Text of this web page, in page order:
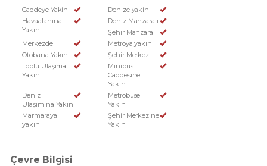
Caddeye Yakin
Denize yakin
Havaalanına
Yakın
Deniz Manzaralı
Şehir Manzaralı
Merkezde
Metroya yakın
Otobana Yakın
Şehir Merkezi
Toplu Ulaşıma
Yakın
Minibüs
Caddesine
Yakin
Deniz
Ulaşımına Yakın
Metrobüse
Yakın
Marmaraya
yakın
Şehir Merkezine
Yakın
Çevre Bilgisi